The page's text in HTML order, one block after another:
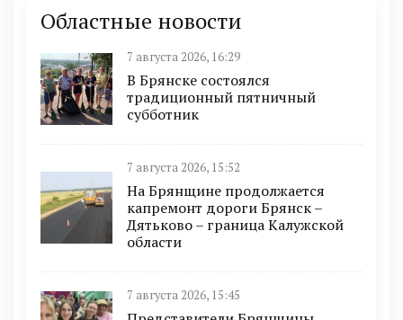
Областные новости
7 августа 2026, 16:29
В Брянске состоялся
традиционный пятничный
субботник
7 августа 2026, 15:52
На Брянщине продолжается
капремонт дороги Брянск –
Дятьково – граница Калужской
области
7 августа 2026, 15:45